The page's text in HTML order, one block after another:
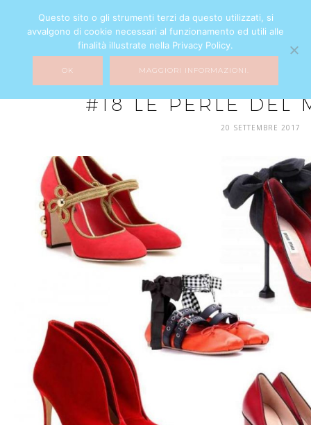
#18 LE PERLE DEL
20 SETTEMBRE 2017
Questo sito o gli strumenti terzi da questo utilizzati, si
avvalgono di cookie necessari al funzionamento ed utili alle
finalità illustrate nella Privacy Policy.
OK MAGGIORI INFORMAZIONI.